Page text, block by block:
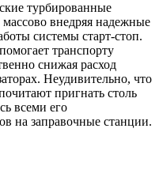
турбированные
внедряя надежные
системы старт-стоп.
транспорту
снижая расход
Неудивительно, что
пригнать столь
всеми его
на заправочные станции.